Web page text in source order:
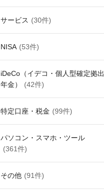
サービス (30件)
NISA (53件)
iDeCo（イデコ・個人型確定拠出
年金）
(42件)
特定口座・税金 (99件)
パソコン・スマホ・ツール
(361件)
その他 (91件)